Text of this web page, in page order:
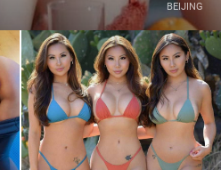
BEIJING